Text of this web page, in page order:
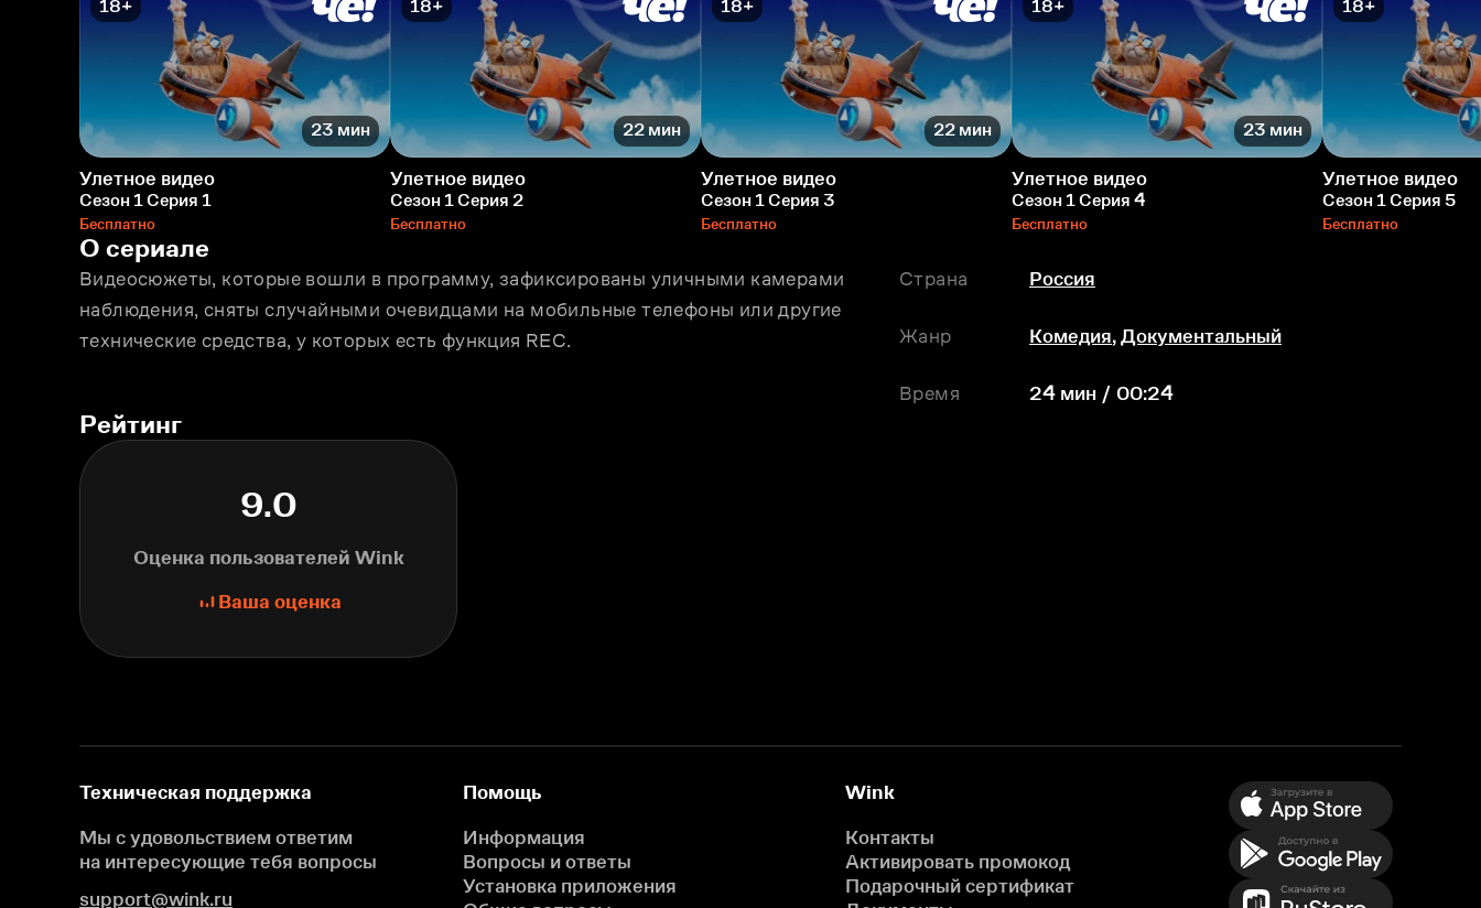
18+
23 мин
Улетное видео
Сезон 1 Серия 1
Бесплатно
18+
22 мин
Улетное видео
Сезон 1 Серия 2
Бесплатно
18+
22 мин
Улетное видео
Сезон 1 Серия 3
Бесплатно
18+
23 мин
Улетное видео
Сезон 1 Серия 4
Бесплатно
18+
Улетное видео
Сезон 1 Серия 5
Бесплатно
О сериале
Видеосюжеты, которые вошли в программу, зафиксированы уличными камерами
наблюдения, сняты случайными очевидцами на мобильные телефоны или другие
технические средства, у которых есть функция REC.
Страна Россия
Жанр Комедия, Документальный
Время 24 мин / 00:24
Рейтинг
9.0
Оценка пользователей Wink
Ваша оценка
Техническая поддержка
Мы с удовольствием ответим
на интересующие тебя вопросы
support@wink.ru
Помощь
Информация
Вопросы и ответы
Установка приложения
Wink
Контакты
Активировать промокод
Подарочный сертификат